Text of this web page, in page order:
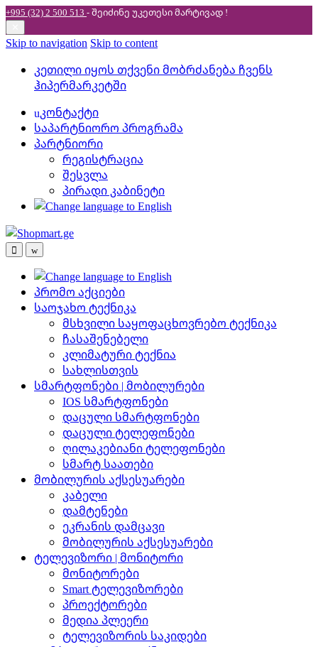
+995 (32) 2 500 513 - შეიძინე უკეთესიმარტივად !
Skip to navigation Skip to content
კეთილი იყოს თქვენი მობრძანება ჩვენს
ჰიპერმარკეტში
კონტაქტი
საპარტნიორო პროგრამა
პარტნიორი
რეგისტრაცია
შესვლა
პირადი კაბინეტი
პრომო აქციები
საოჯახო ტექნიკა
მსხვილი საყოფაცხოვრებო ტექნიკა
ჩასაშენებელი
კლიმატური ტექნია
სახლისთვის
სმარტფონები | მობილურები
IOS სმარტფონები
დაცული სმარტფონები
დაცული ტელეფონები
ღილაკებიანი ტელეფონები
სმარტ საათები
მობილურის აქსესუარები
კაბელი
დამტენები
ეკრანის დამცავი
მობილურის აქსესუარები
ტელევიზორი | მონიტორი
მონიტორები
Smart ტელევიზორები
პროექტორები
მედია პლეერი
ტელევიზორის საკიდები